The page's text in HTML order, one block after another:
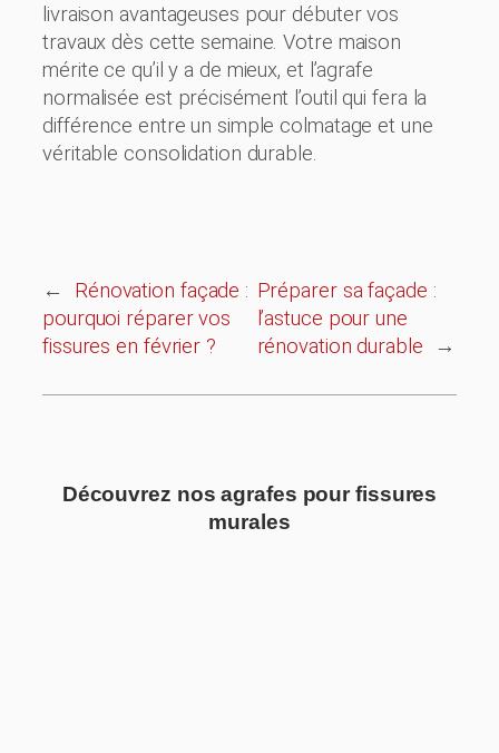
livraison avantageuses pour débuter vos
travaux dès cette semaine. Votre maison
mérite ce qu’il y a de mieux, et l’agrafe
normalisée est précisément l’outil qui fera la
différence entre un simple colmatage et une
véritable consolidation durable.
←
Rénovation façade :
pourquoi réparer vos
fissures en février ?
Préparer sa façade :
l’astuce pour une
rénovation durable
→
Découvrez nos agrafes pour fissures
murales